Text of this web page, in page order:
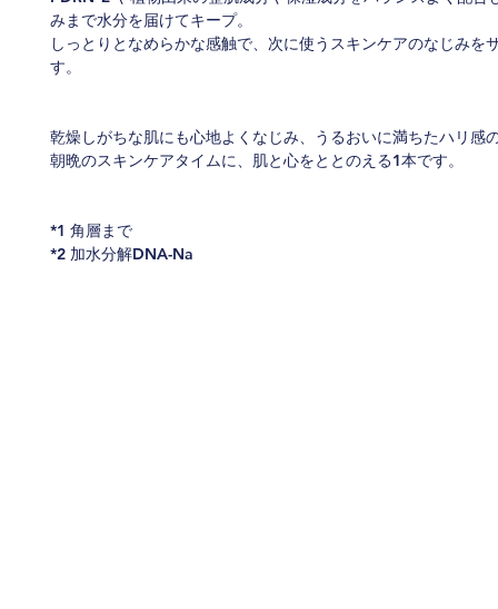
みまで水分を届けてキープ。
しっとりとなめらかな感触で、次に使うスキンケアのなじみを
す。
乾燥しがちな肌にも心地よくなじみ、うるおいに満ちたハリ感
朝晩のスキンケアタイムに、肌と心をととのえる1本です。
*1 角層まで
*2 加水分解DNA-Na